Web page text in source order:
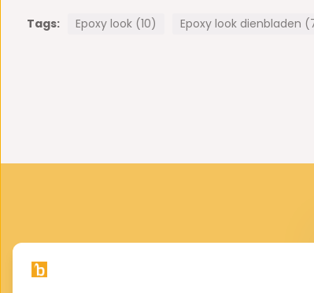
- krasbestendig
Tags: Epoxy look (10) Epoxy look dienbladen
VOOR JOU GESELECTEERD